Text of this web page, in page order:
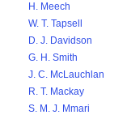
H. Meech
W. T. Tapsell
D. J. Davidson
G. H. Smith
J. C. McLauchlan
R. T. Mackay
S. M. J. Mmari